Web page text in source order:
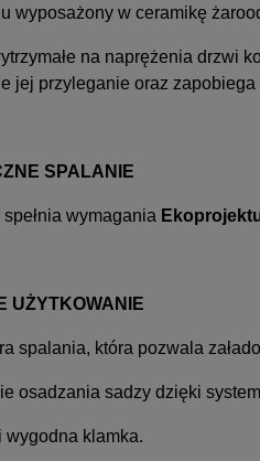
wyposażony w ceramikę
na naprężenia drzwi
jej przyleganie oraz
SPALANIE
wymagania
UŻYTKOWANIE
spalania, która pozwala
osadzania sadzy dzięki
wygodna klamka.